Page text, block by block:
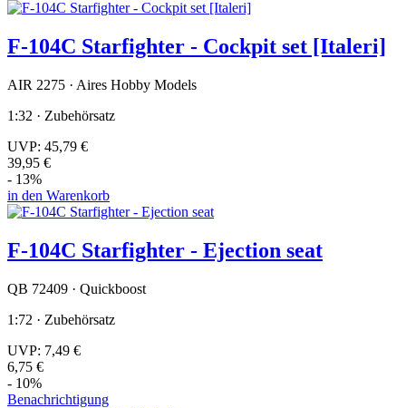
F-104C Starfighter - Cockpit set [Italeri]
AIR 2275 · Aires Hobby Models
1:32 · Zubehörsatz
UVP: 45,79 €
39,95 €
- 13%
in den Warenkorb
F-104C Starfighter - Ejection seat
QB 72409 · Quickboost
1:72 · Zubehörsatz
UVP: 7,49 €
6,75 €
- 10%
Benachrichtigung